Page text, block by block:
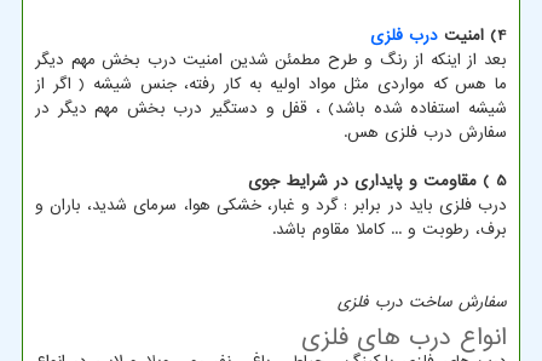
4) امنیت
درب فلزی
بعد از اینکه از رنگ و طرح مطمئن شدین امنیت درب بخش مهم دیگر
ما هس که مواردی مثل مواد اولیه به کار رفته، جنس شیشه ( اگر از
شیشه استفاده شده باشد) ، قفل و دستگیر درب بخش مهم دیگر در
سفارش درب فلزی هس.
5 ) مقاومت و پایداری در شرایط جوی
درب فلزی باید در برابر : گرد و غبار، خشکی هوا، سرمای شدید، باران و
برف، رطوبت و ... کاملا مقاوم باشد.
سفارش ساخت درب فلزی
انواع درب های فلزی